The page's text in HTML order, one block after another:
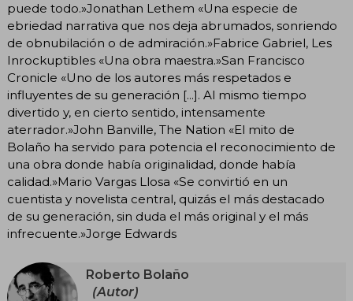
puede todo.»Jonathan Lethem «Una especie de
ebriedad narrativa que nos deja abrumados, sonriendo
de obnubilación o de admiración.»Fabrice Gabriel, Les
Inrockuptibles «Una obra maestra.»San Francisco
Cronicle «Uno de los autores más respetados e
influyentes de su generación [...]. Al mismo tiempo
divertido y, en cierto sentido, intensamente
aterrador.»John Banville, The Nation «El mito de
Bolaño ha servido para potencia el reconocimiento de
una obra donde había originalidad, donde había
calidad.»Mario Vargas Llosa «Se convirtió en un
cuentista y novelista central, quizás el más destacado
de su generación, sin duda el más original y el más
infrecuente.»Jorge Edwards
Roberto Bolaño
(Autor)